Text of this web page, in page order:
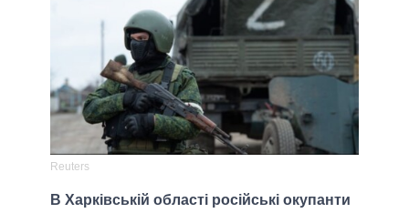
Reuters
В Харківській області російські окупанти